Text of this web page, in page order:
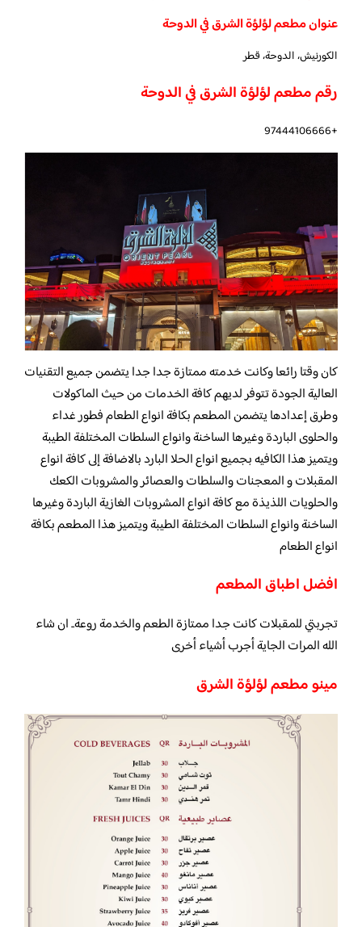
عنوان مطعم لؤلؤة الشرق في الدوحة
الكورنيش، الدوحة، قطر
رقم مطعم لؤلؤة الشرق في الدوحة
+97444106666
كان وقتا رائعا وكانت خدمته ممتازة جدا جدا يتضمن جميع التقنيات
العالية الجودة تتوفر لديهم كافة الخدمات من حيث الماكولات
وطرق إعدادها يتضمن المطعم بكافة انواع الطعام فطور غداء
والحلوى الباردة وغيرها الساخنة وانواع السلطات المختلفة الطيبة
ويتميز هذا الكافيه بجميع انواع الحلا البارد بالاضافة إلى كافة انواع
المقبلات و المعجنات والسلطات والعصائر والمشروبات الكعك
والحلويات اللذيذة مع كافة انواع المشروبات الغازية الباردة وغيرها
الساخنة وانواع السلطات المختلفة الطيبة ويتميز هذا المطعم بكافة
انواع الطعام
افضل اطباق المطعم
تجربتي للمقبلات كانت جدا ممتازة الطعم والخدمة روعة.. ان شاء
الله المرات الجاية أجرب أشياء أخرى
مينو مطعم لؤلؤة الشرق